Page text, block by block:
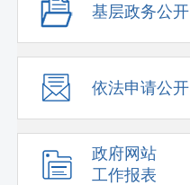
基层政务公开
依法申请公开
政府网站
工作报表